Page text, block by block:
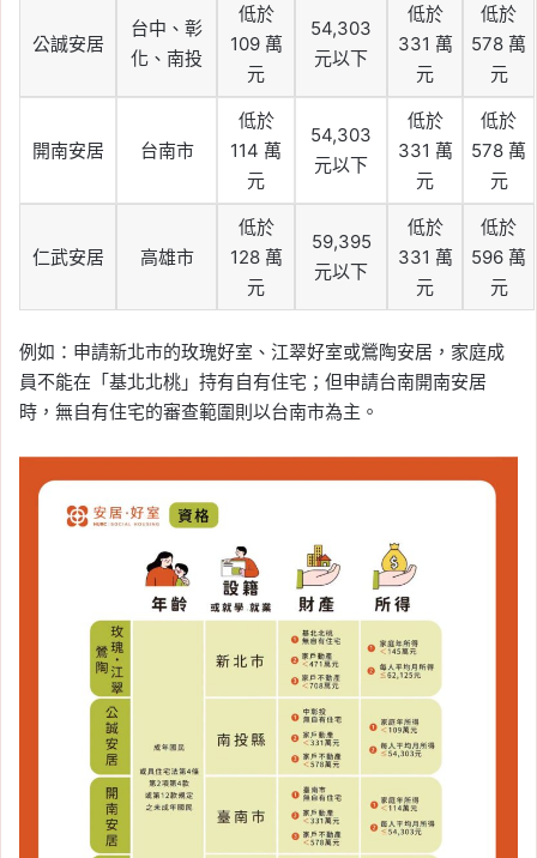
公誠安居
台中、彰
化、南投
低於
109 萬
元
54,303
元以下
低於
331 萬
元
低於
578 萬
元
開南安居 台南市
低於
114 萬
元
54,303
元以下
低於
331 萬
元
低於
578 萬
元
仁武安居 高雄市
低於
128 萬
元
59,395
元以下
低於
331 萬
元
低於
596 萬
元
例如：申請新北市的玫瑰好室、江翠好室或鶯陶安居，家庭成
員不能在「基北北桃」持有自有住宅；但申請台南開南安居
時，無自有住宅的審查範圍則以台南市為主。